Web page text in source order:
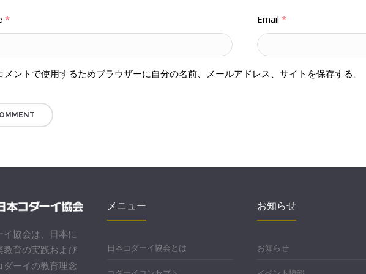
* Email *
メントで使用するためブラウザーに自分の名前、メールアドレス、サイトを保存する。
イ協会は、日本に
教育の実践および
ダーイの教育理念
メニュー
日本コダーイ協会とは
お知らせ
お知らせ